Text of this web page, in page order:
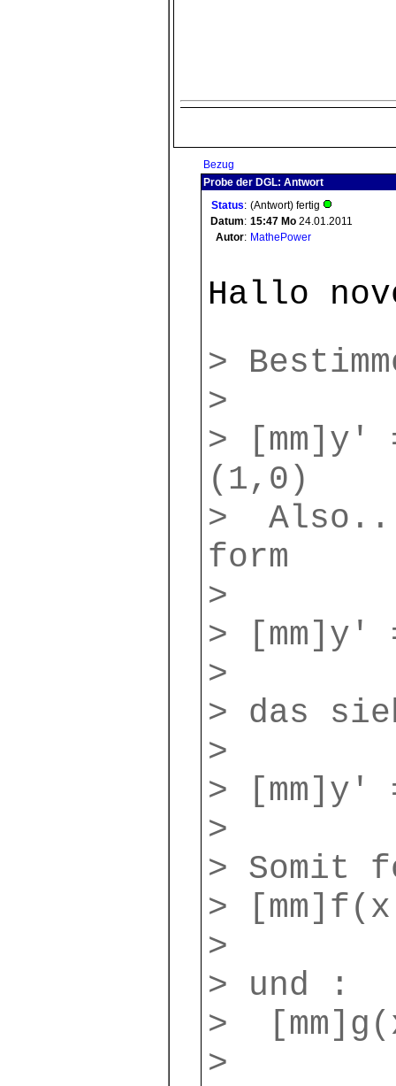
Bezug
Probe der DGL: Antwort
Status: (Antwort) fertig
Datum: 15:47 Mo 24.01.2011
Autor: MathePower
Hallo
>
>
> [mm]y'
(1,0)
> Also...
form
>
>
>
> das
>
> [mm]y'
>
>
>
>
> und :
>
>